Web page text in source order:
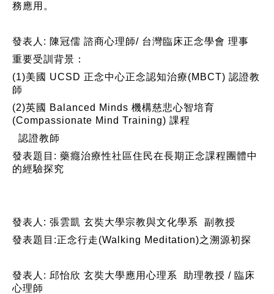
務應用。
發表人: 陳冠儒 諮商心理師/ 台灣臨床正念學會 理事
重要受訓背景：
(1)美國 UCSD 正念中心正念認知治療(MBCT) 認證教
師
(2)英國 Balanced Minds 機構慈悲心智培育
(Compassionate Mind Training) 課程
認證教師
發表題目: 藥癮治療性社區住民在長期正念課程團體中
的經驗探究
發表人: 張雲凱 玄奘大學宗教與文化學系 副教授
發表題目:正念行走(Walking Meditation)之溯源初探
發表人: 邱怡欣 玄奘大學應用心理系 助理教授 / 臨床
心理師